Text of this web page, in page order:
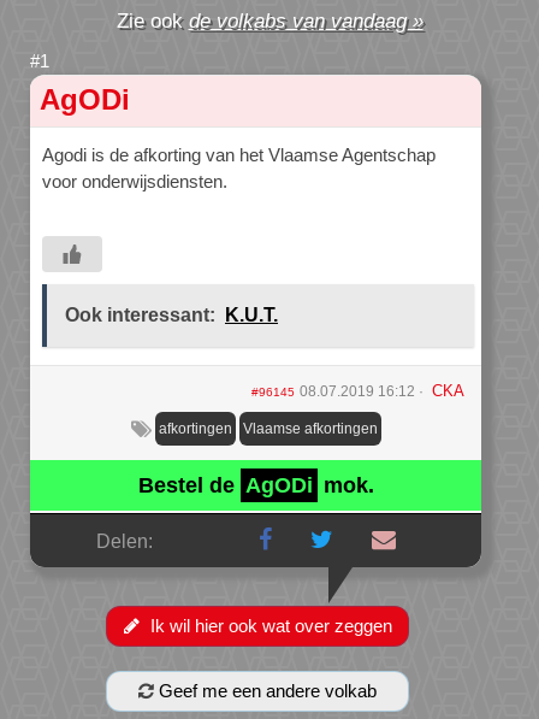
de volkabs van vandaag »
AgODi
Agodi is de afkorting van het Vlaamse Agentschap
voor onderwijsdiensten.
Ook interessant: K.U.T.
#96145 08.07.2019 16:12 CKA
afkortingen Vlaamse afkortingen
Bestel de AgODi mok.
Delen:
Ik wil hier ook wat over zeggen
Geef me een andere volkab